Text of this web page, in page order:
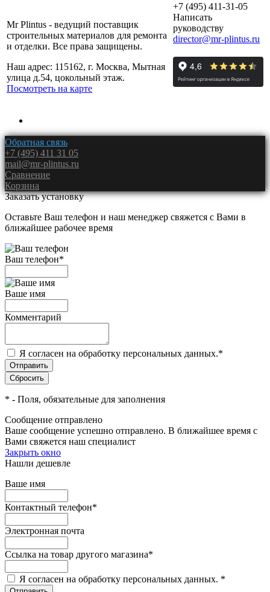
Mr Plintus - ведущий поставщик
строительных материалов для ремонта
и отделки. Все права защищены.
Наш адрес: 115162, г. Москва, Мытная
улица д.54, цокольный этаж.
Посмотреть на карте
+7 (495) 411-31-05
Написать
руководству
director@mr-plintus.ru
Обратная связь
+7 (495) 411 31 05
mail@mr-plintus.ru
Сравнение
Корзина
Заказать установку
Оставьте Ваш телефон и наш менеджер свяжется с Вами в
ближайшее рабочее время
Ваш телефон*
Ваше имя
Комментарий
Я согласен на обработку персональных данных.*
* - Поля, обязательные для заполнения
Сообщение отправлено
Ваше сообщение успешно отправлено. В ближайшее время с
Вами свяжется наш специалист
Закрыть окно
Нашли дешевле
Ваше имя
Контактный телефон*
Электронная почта
Ссылка на товар другого магазина*
Я согласен на обработку персональных данных. *